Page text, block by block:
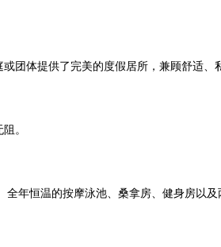
团体提供了完美的度假居所，兼顾舒适、
。
年恒温的按摩泳池、桑拿房、健身房以